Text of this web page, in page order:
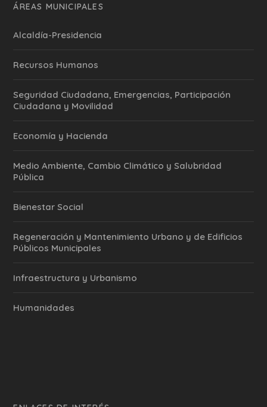
ÁREAS MUNICIPALES
Alcaldía-Presidencia
Recursos Humanos
Seguridad Ciudadana, Emergencias, Participación
Ciudadana y Movilidad
Economía y Hacienda
Medio Ambiente, Cambio Climático y Salubridad
Pública
Bienestar Social
Regeneración y Mantenimiento Urbano y de Edificios
Públicos Municipales
Infraestructura y Urbanismo
Humanidades